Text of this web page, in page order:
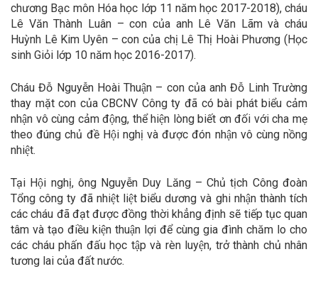
chương Bạc môn Hóa học lớp 11 năm học 2017-2018), cháu
Lê Văn Thành Luân – con của anh Lê Văn Lãm và cháu
Huỳnh Lê Kim Uyên – con của chị Lê Thị Hoài Phương (Học
sinh Giỏi lớp 10 năm học 2016-2017).
Cháu Đỗ Nguyễn Hoài Thuận – con của anh Đỗ Linh Trường
thay mặt con của CBCNV Công ty đã có bài phát biểu cảm
nhận vô cùng cảm động, thể hiện lòng biết ơn đối với cha mẹ
theo đúng chủ đề Hội nghị và được đón nhận vô cùng nồng
nhiệt.
Tại Hội nghị, ông Nguyễn Duy Lăng – Chủ tịch Công đoàn
Tổng công ty đã nhiệt liệt biểu dương và ghi nhận thành tích
các cháu đã đạt được đồng thời khẳng định sẽ tiếp tục quan
tâm và tạo điều kiện thuận lợi để cùng gia đình chăm lo cho
các cháu phấn đấu học tập và rèn luyện, trở thành chủ nhân
tương lai của đất nước.